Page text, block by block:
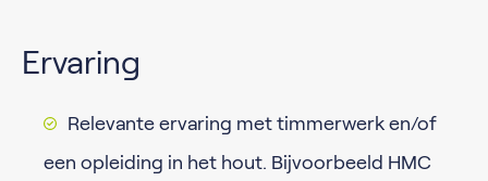
Ervaring
Relevante ervaring met timmerwerk en/of
een opleiding in het hout. Bijvoorbeeld HMC